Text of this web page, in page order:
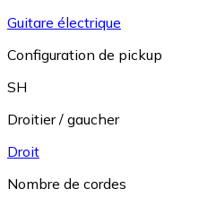
Guitare électrique
Configuration de pickup
SH
Droitier / gaucher
Droit
Nombre de cordes